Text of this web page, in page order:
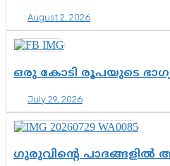
August 2, 2026
ഒരു കോടി രൂപയുടെ
July 29, 2026
ഗുരുവിന്റെ പാദങ്ങളിൽ